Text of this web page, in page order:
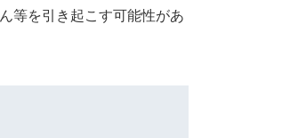
等を引き起こす可能性があ